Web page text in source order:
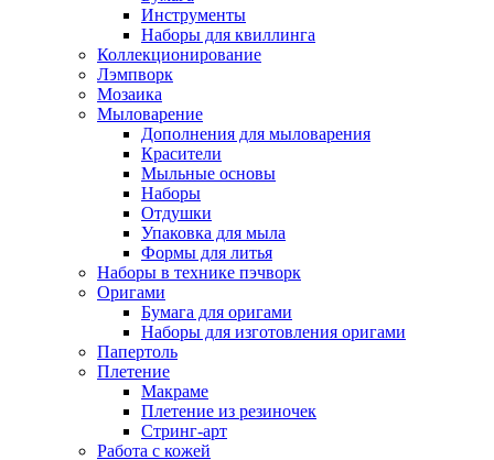
Инструменты
Наборы для квиллинга
Коллекционирование
Лэмпворк
Мозаика
Мыловарение
Дополнения для мыловарения
Красители
Мыльные основы
Наборы
Отдушки
Упаковка для мыла
Формы для литья
Наборы в технике пэчворк
Оригами
Бумага для оригами
Наборы для изготовления оригами
Папертоль
Плетение
Макраме
Плетение из резиночек
Стринг-арт
Работа с кожей